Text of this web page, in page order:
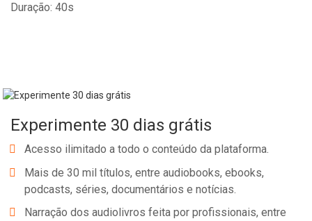
Duração: 40s
Experimente 30 dias grátis
Acesso ilimitado a todo o conteúdo da plataforma.
Mais de 30 mil títulos, entre audiobooks, ebooks,
podcasts, séries, documentários e notícias.
Narração dos audiolivros feita por profissionais, entre